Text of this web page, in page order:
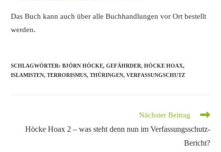
Das Buch kann auch über alle Buchhandlungen vor Ort bestellt
werden.
SCHLAGWÖRTER:BJÖRN HÖCKE, GEFÄHRDER, HÖCKE HOAX,
ISLAMISTEN, TERRORISMUS, THÜRINGEN, VERFASSUNGSCHUTZ
ansehen
Nächster Beitrag
Höcke Hoax 2 – was steht denn nun im Verfassungsschutz-
Bericht?